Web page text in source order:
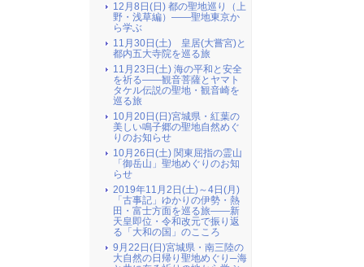
12月8日(日) 都の聖地巡り（上
野・浅草編）――聖地東京か
ら学ぶ
11月30日(土) 皇居(大嘗宮)と
都内五大寺院を巡る旅
11月23日(土) 海の平和と安全
を祈る――観音菩薩とヤマト
タケル伝説の聖地・観音崎を
巡る旅
10月20日(日)宮城県・紅葉の
美しい鳴子郷の聖地自然めぐ
りのお知らせ
10月26日(土) 関東屈指の霊山
「御岳山」聖地めぐりのお知
らせ
2019年11月2日(土)～4日(月)
「古事記」ゆかりの伊勢・熱
田・富士方面を巡る旅――新
天皇即位・令和改元で振り返
る「大和の国」のこころ
9月22日(日)宮城県・南三陸の
大自然の日帰り聖地めぐり─海